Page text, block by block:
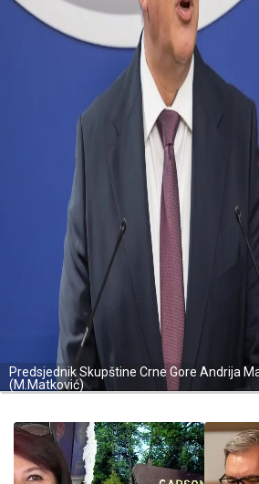
Predsjednik Skupštine Crne Gore Andrija
(M.Matković)